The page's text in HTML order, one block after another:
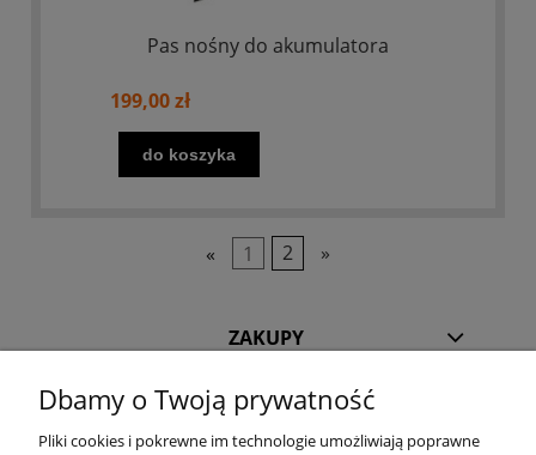
Pas nośny do akumulatora
199,00 zł
do koszyka
« 1 2 »
ZAKUPY
POMOC
Dbamy o Twoją prywatność
Pliki cookies i pokrewne im technologie umożliwiają poprawne